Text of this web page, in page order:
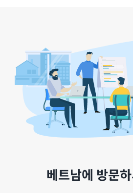
베트남에 방문